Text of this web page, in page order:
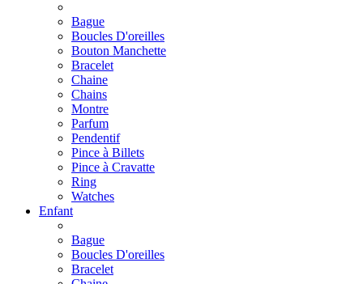
Bague
Boucles D'oreilles
Bouton Manchette
Bracelet
Chaine
Chains
Montre
Parfum
Pendentif
Pince à Billets
Pince à Cravatte
Ring
Watches
Enfant
Bague
Boucles D'oreilles
Bracelet